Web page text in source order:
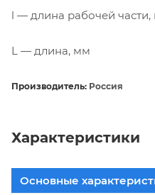
l — длина рабочей
L — длина, мм
Производитель: Россия
Характеристики
Основные